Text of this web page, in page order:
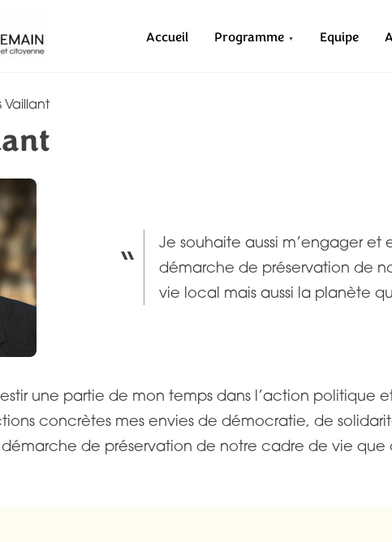
Accueil Programme Equipe
Vaillant
Je souhaite aussi m’engager
démarche de préservation de
vie local mais aussi la planète
une partie de mon temps dans l’action
concrètes mes envies de démocratie, de
de préservation de notre cadre de vie